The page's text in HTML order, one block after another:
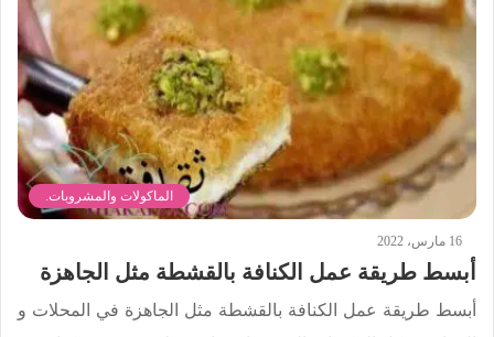
الماكولات والمشروبات.
16 مارس، 2022
أبسط طريقة عمل الكنافة بالقشطة مثل الجاهزة
أبسط طريقة عمل الكنافة بالقشطة مثل الجاهزة في المحلات و